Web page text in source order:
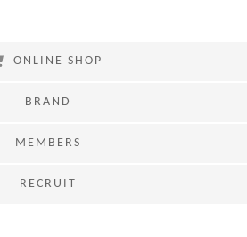
ONLINE SHOP
BRAND
MEMBERS
RECRUIT